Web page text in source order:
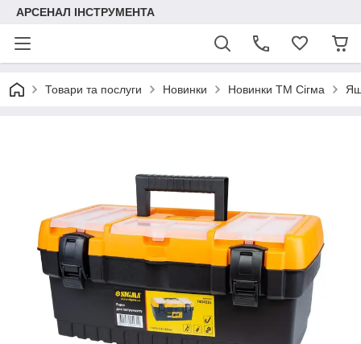
АРСЕНАЛ ІНСТРУМЕНТА
Товари та послуги Новинки Новинки ТМ Сігма